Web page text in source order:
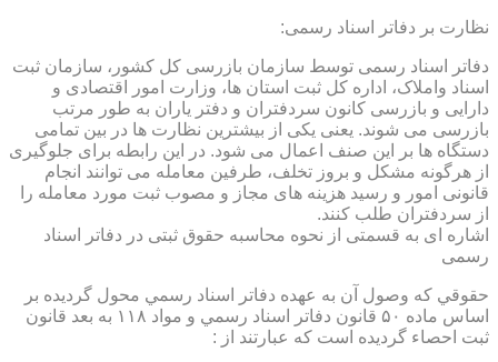
نظارت بر دفاتر اسناد رسمی:
دفاتر اسناد رسمی توسط سازمان بازرسی کل کشور، سازمان ثبت
اسناد واملاک، اداره کل ثبت استان ها، وزارت امور اقتصادی و
دارایی و بازرسی کانون سردفتران و دفتر یاران به طور مرتب
بازرسی می شوند. یعنی یکی از بیشترین نظارت ها در بین تمامی
دستگاه ها بر این صنف اعمال می شود. در این رابطه برای جلوگیری
از هرگونه مشکل و بروز تخلف، طرفین معامله می توانند انجام
قانونی امور و رسید هزینه های مجاز و مصوب ثبت مورد معامله را
از سردفتران طلب کنند.
اشاره ای به قسمتی از نحوه محاسبه حقوق ثبتی در دفاتر اسناد
رسمی
حقوقي كه وصول آن به عهده دفاتر اسناد رسمي محول گرديده بر
اساس ماده ۵۰ قانون دفاتر اسناد رسمي و مواد ۱۱۸ به بعد قانون
ثبت احصاء گرديده است كه عبارتند از :